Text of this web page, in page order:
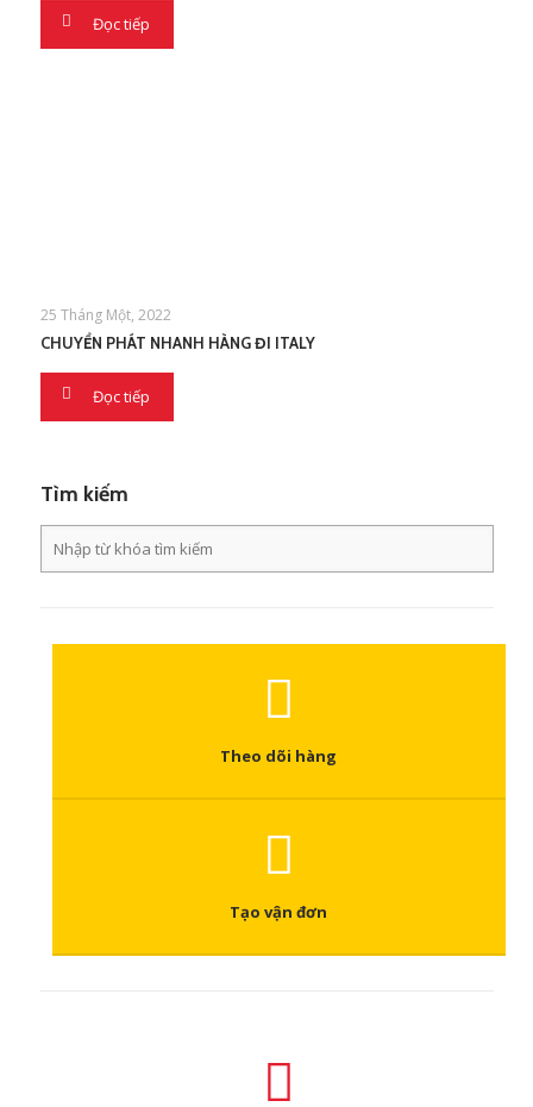
Đọc tiếp
25 Tháng Một, 2022
CHUYỂN PHÁT NHANH HÀNG ĐI ITALY
Đọc tiếp
Tìm kiếm
Theo dõi hàng
Tạo vận đơn